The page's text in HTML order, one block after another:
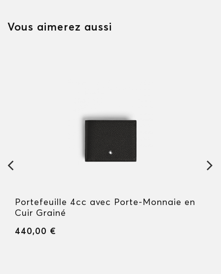
Vous aimerez aussi
Portefeuille 4cc avec Porte-Monnaie en
Cuir Grainé
440,00 €